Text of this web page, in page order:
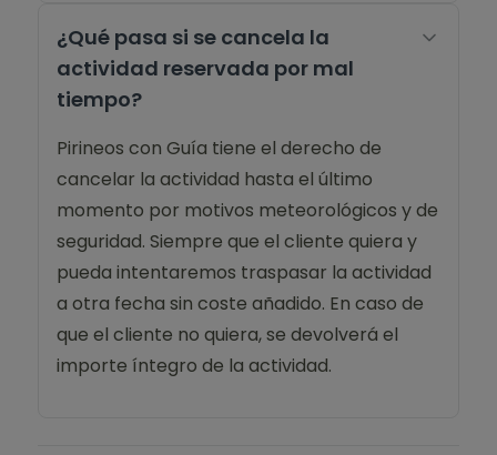
¿Qué pasa si se cancela la
actividad reservada por mal
tiempo?
Pirineos con Guía tiene el derecho de
cancelar la actividad hasta el último
momento por motivos meteorológicos y de
seguridad. Siempre que el cliente quiera y
pueda intentaremos traspasar la actividad
a otra fecha sin coste añadido. En caso de
que el cliente no quiera, se devolverá el
importe íntegro de la actividad.